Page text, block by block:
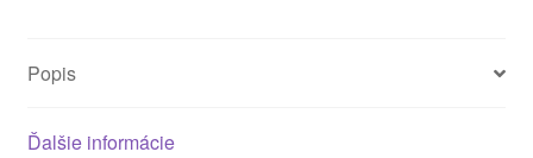
9101AH
Popis
Ďalšie informácie